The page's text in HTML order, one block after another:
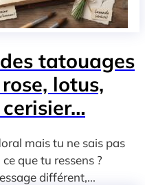
tatouages
lotus,
mais tu ne sais pas
que tu ressens ?
différent,...